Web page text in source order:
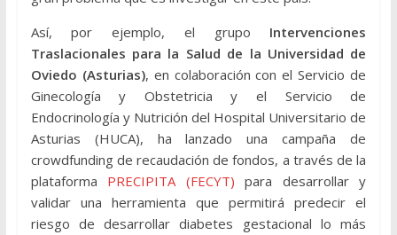
Así, por ejemplo, el grupo Intervenciones
Traslacionales para la Salud de la Universidad de
Oviedo (Asturias), en colaboración con el Servicio de
Ginecología y Obstetricia y el Servicio de
Endocrinología y Nutrición del Hospital Universitario de
Asturias (HUCA), ha lanzado una campaña de
crowdfunding de recaudación de fondos, a través de la
plataforma PRECIPITA (FECYT) para desarrollar y
validar una herramienta que permitirá predecir el
riesgo de desarrollar diabetes gestacional lo más